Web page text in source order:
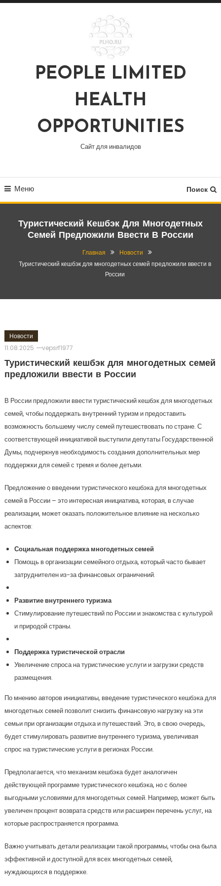
Перейти
PEOPLE LIMITED
HEALTH
OPPORTUNITIES
Сайт для инвалидов
Меню Поиск
Туристический Кешбэк Для Многодетных
Семей Предложили Ввести В России
Главная
Новости
Туристический кешбэк для многодетных семей предложили ввести в
России
Новости
11.08.2025
vepsrf1977
Туристический кешбэк для многодетных семей
предложили ввести в России
В России предложили ввести туристический кешбэк для многодетных
семей, чтобы поддержать внутренний туризм и предоставить
возможность большему числу семей путешествовать по стране. С
соответствующей инициативой выступили депутаты Государственной
Думы, подчеркнув необходимость создания дополнительных мер
поддержки для семей с тремя и более детьми.
Предложение о введении туристического кешбэка для многодетных
семей в России – это интересная инициатива, которая, в случае
реализации, может оказать положительное влияние на несколько
аспектов:
Социальная поддержка многодетных семей
Помощь в организации семейного отдыха, который часто бывает
затруднителен из-за финансовых ограничений.
Развитие внутреннего туризма
Стимулирование путешествий по России и знакомства с культурой
и природой страны.
Поддержка туристической отрасли
Увеличение спроса на туристические услуги и загрузки средств
размещения.
По мнению авторов инициативы, введение туристического кешбэка для
многодетных семей позволит снизить финансовую нагрузку на эти
семьи при организации отдыха и путешествий. Это, в свою очередь,
будет стимулировать развитие внутреннего туризма, увеличивая
спрос на туристические услуги в регионах России.
Предполагается, что механизм кешбэка будет аналогичен
действующей программе туристического кешбэка, но с более
выгодными условиями для многодетных семей. Например, может быть
увеличен процент возврата средств или расширен перечень услуг, на
которые распространяется программа.
Важно учитывать детали реализации такой программы, чтобы она была
эффективной и доступной для всех многодетных семей,
нуждающихся в поддержке.